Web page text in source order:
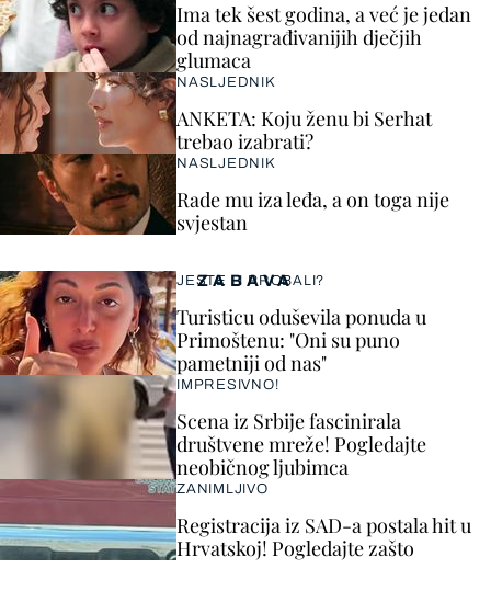
ZABAVA
JESTE LI PROBALI?
Turisticu oduševila ponuda u
Primoštenu: "Oni su puno
pametniji od nas"
IMPRESIVNO!
Scena iz Srbije fascinirala
društvene mreže! Pogledajte
neobičnog ljubimca
ZANIMLJIVO
Registracija iz SAD-a postala hit u
Hrvatskoj! Pogledajte zašto
Ima tek šest godina, a već je jedan
od najnagrađivanijih dječjih
glumaca
NASLJEDNIK
ANKETA: Koju ženu bi Serhat
trebao izabrati?
NASLJEDNIK
Rade mu iza leđa, a on toga nije
svjestan